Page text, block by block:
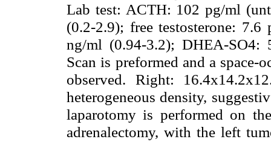
Lab test: ACTH: 102 pg/ml
(0.2-2.9); free testosterone:
ng/ml (0.94-3.2); DHEA-
Scan is preformed and a
observed. Right:
heterogeneous density,
laparotomy is performed on
adrenalectomy, with the left